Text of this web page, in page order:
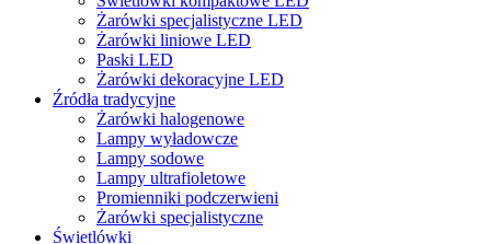
Żarówki specjalistyczne LED
Żarówki liniowe LED
Paski LED
Żarówki dekoracyjne LED
Źródła tradycyjne
Żarówki halogenowe
Lampy wyładowcze
Lampy sodowe
Lampy ultrafioletowe
Promienniki podczerwieni
Żarówki specjalistyczne
Świetlówki